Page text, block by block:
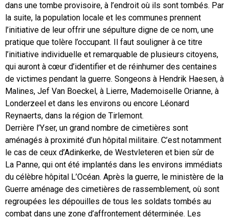
dans une tombe provisoire, à l’endroit où ils sont tombés. Par
la suite, la population locale et les communes prennent
l’initiative de leur offrir une sépulture digne de ce nom, une
pratique que tolère l’occupant. Il faut souligner à ce titre
l’initiative individuelle et remarquable de plusieurs citoyens,
qui auront à cœur d’identifier et de réinhumer des centaines
de victimes pendant la guerre. Songeons à Hendrik Haesen, à
Malines, Jef Van Boeckel, à Lierre, Mademoiselle Orianne, à
Londerzeel et dans les environs ou encore Léonard
Reynaerts, dans la région de Tirlemont.
Derrière l’Yser, un grand nombre de cimetières sont
aménagés à proximité d’un hôpital militaire. C’est notamment
le cas de ceux d’Adinkerke, de Westvleteren et bien sûr de
La Panne, qui ont été implantés dans les environs immédiats
du célèbre hôpital L’Océan. Après la guerre, le ministère de la
Guerre aménage des cimetières de rassemblement, où sont
regroupées les dépouilles de tous les soldats tombés au
combat dans une zone d’affrontement déterminée. Les